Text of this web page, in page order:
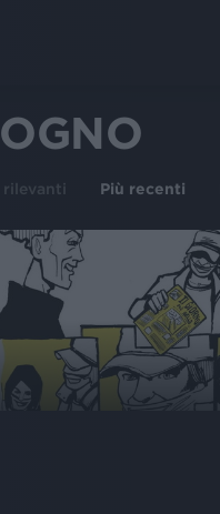
rilevanti Più recenti